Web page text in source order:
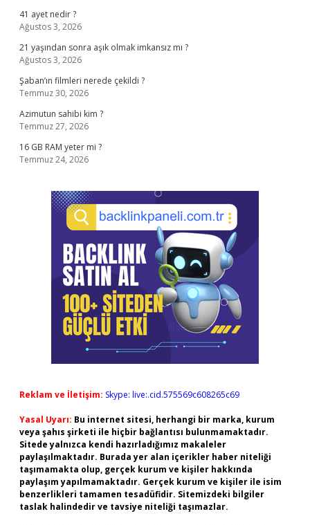
41 ayet nedir ?
Ağustos 3, 2026
21 yaşından sonra aşık olmak imkansız mı ?
Ağustos 3, 2026
Şaban’ın filmleri nerede çekildi ?
Temmuz 30, 2026
Azimutun sahibi kim ?
Temmuz 27, 2026
16 GB RAM yeter mi ?
Temmuz 24, 2026
Reklam ve İletişim: Skype: live:.cid.575569c608265c69
Yasal Uyarı: Bu internet sitesi, herhangi bir marka, kurum
veya şahıs şirketi ile hiçbir bağlantısı bulunmamaktadır.
Sitede yalnızca kendi hazırladığımız makaleler
paylaşılmaktadır. Burada yer alan içerikler haber niteliği
taşımamakta olup, gerçek kurum ve kişiler hakkında
paylaşım yapılmamaktadır. Gerçek kurum ve kişiler ile isim
benzerlikleri tamamen tesadüfidir. Sitemizdeki bilgiler
taslak halindedir ve tavsiye niteliği taşımazlar.